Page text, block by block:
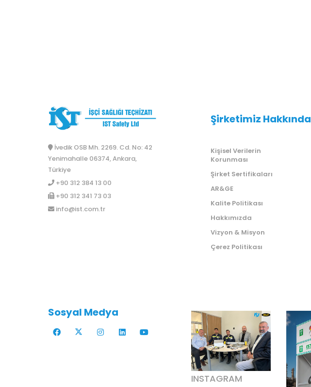
İvedik OSB Mh. 2269. Cd. No: 42
Yenimahalle 06374, Ankara,
Türkiye
+90 312 384 13 00
+90 312 341 73 03
info@ist.com.tr
Şirketimiz Hakkında
Kişisel Verilerin
Korunması
Şirket Sertifikaları
AR&GE
Kalite Politikası
Hakkımızda
Vizyon & Misyon
Çerez Politikası
Sosyal Medya
INSTAGRAM